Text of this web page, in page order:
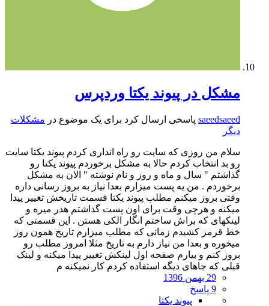
مشکل در پیوند یکتا وردپرس
saeedsaeed پاسخی ارسال کرد برای یک موضوع در مشکلات
دیگر
سلام من روزی که سایت رو راه انداری کردم پیوند یکتا سایت
رو بد انتخاب کردم حالا به مشکل برخوردم پیوند یکتا رو
گذاشتم " سال و ماه و روز و نام نوشته " الان به مشکل
برخوردم . من یه پست میزارم بعدا نیاز به بروز رسانی داره
وقتی بروز میکنم مطلب پیوند یکتا قسمت تاریخش تغییر پیدا
میکنه و هرچی وقت برای اون پست گذاشتم هدر میره و
لینکهای که براش ساختم انگار الکی هستن . این قسمتی که
خط قرمز کشیدم زمانی که مطلب میزارم تاریخ همون روز
میخوره و بعدا من نیاز دارم به تاریخ مثلا امروز مطلب رو
بروز کنم و بیارم صفحه اول لینکش تغییر پیدا میکنه و لینک
قبلی که جاهای دیگه استفاده کردم کار نمیکنه م
29 بهمن 1396
9 پاسخ
پیوند یکتا